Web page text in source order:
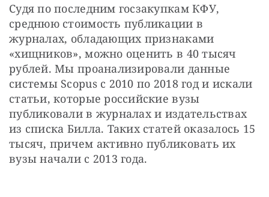
Судя по последним госзакупкам КФУ,
среднюю стоимость публикации в
журналах, обладающих признаками
«хищников», можно оценить в 40 тысяч
рублей. Мы проанализировали данные
системы Scopus с 2010 по 2018 год и искали
статьи, которые российские вузы
публиковали в журналах и издательствах
из списка Билла. Таких статей оказалось 15
тысяч, причем активно публиковать их
вузы начали с 2013 года.